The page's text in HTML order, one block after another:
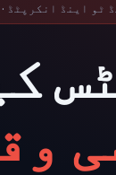
ٹو اینڈ انکرپٹڈ